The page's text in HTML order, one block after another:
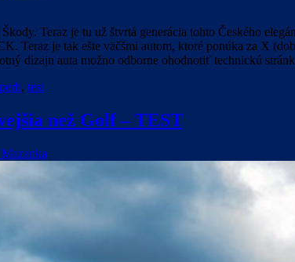
Teraz je tu už štvrtá generácia tohto Českého
Teraz je tak ešte väčšmi autom, ktoré ponúka za X
dizajn auta možno odborne ohodnotiť technickú
, test
než Golf – TEST